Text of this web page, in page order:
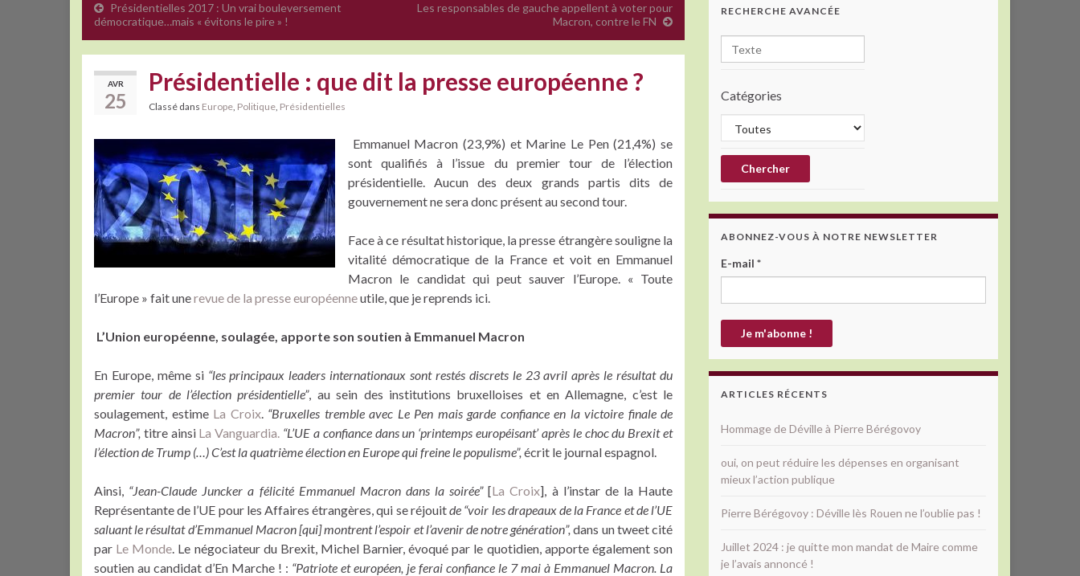
Présidentielles 2017 : Un vrai bouleversement
démocratique…mais « évitons le pire » !
Les responsables de gauche appellent à voter pour
Macron, contre le FN
AVR
25
Présidentielle : que dit la presse européenne ?
Classé dans Europe, Politique, Présidentielles
Emmanuel Macron (23,9%) et Marine Le Pen (21,4%) se
sont qualifiés à l’issue du premier tour de l’élection
présidentielle. Aucun des deux grands partis dits de
gouvernement ne sera donc présent au second tour.
Face à ce résultat historique, la presse étrangère souligne la
vitalité démocratique de la France et voit en Emmanuel
Macron le candidat qui peut sauver l’Europe. « Toute
l’Europe » fait unerevue de la presse européenneutile, que je reprends ici.
L’Union européenne, soulagée, apporte son soutien à Emmanuel Macron
En Europe, même si “les principaux leaders internationaux sont restés discrets le 23 avril après le résultat du
premier tour de l’élection présidentielle”, au sein des institutions bruxelloises et en Allemagne, c’est le
soulagement, estime La Croix. “Bruxelles tremble avec Le Pen mais garde confiance en la victoire finale de
Macron”, titre ainsi La Vanguardia. “L’UE a confiance dans un ‘printemps européisant’ après le choc du Brexit et
l’élection de Trump (…) C’est la quatrième élection en Europe qui freine le populisme”, écrit le journal espagnol.
Ainsi, “Jean-Claude Juncker a félicité Emmanuel Macron dans la soirée”[La Croix], à l’instar de la Haute
Représentante de l’UE pour les Affaires étrangères, qui se réjouitde “voir les drapeaux de la France et de l’UE
saluant le résultat d’Emmanuel Macron [qui] montrent l’espoir et l’avenir de notre génération”, dans un tweet cité
par Le Monde. Le négociateur du Brexit, Michel Barnier, évoqué par le quotidien, apporte également son
soutien au candidat d’En Marche ! : “Patriote et européen, je ferai confiance le 7 mai à Emmanuel Macron. La
RECHERCHE AVANCÉE
Catégories
ABONNEZ-VOUS À NOTRE NEWSLETTER
E-mail *
ARTICLES RÉCENTS
Hommage de Déville à Pierre Bérégovoy
oui, on peut réduire les dépenses en organisant
mieux l’action publique
Pierre Bérégovoy : Déville lès Rouen ne l’oublie pas !
Juillet 2024 : je quitte mon mandat de Maire comme
je l’avais annoncé !